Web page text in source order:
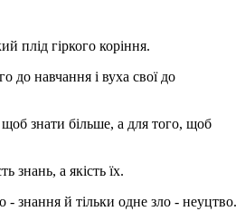
плід гіркого коріння.
до навчання і вуха свої до
знати більше, а для того, щоб
знань, а якість їх.
- знання й тільки одне зло - неуцтво.